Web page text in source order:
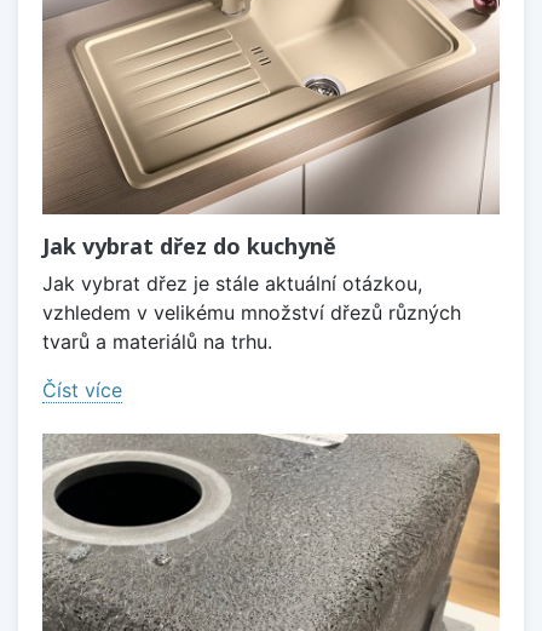
Jak vybrat dřez do kuchyně
Jak vybrat dřez je stále aktuální otázkou,
vzhledem v velikému množství dřezů různých
tvarů a materiálů na trhu.
Číst více